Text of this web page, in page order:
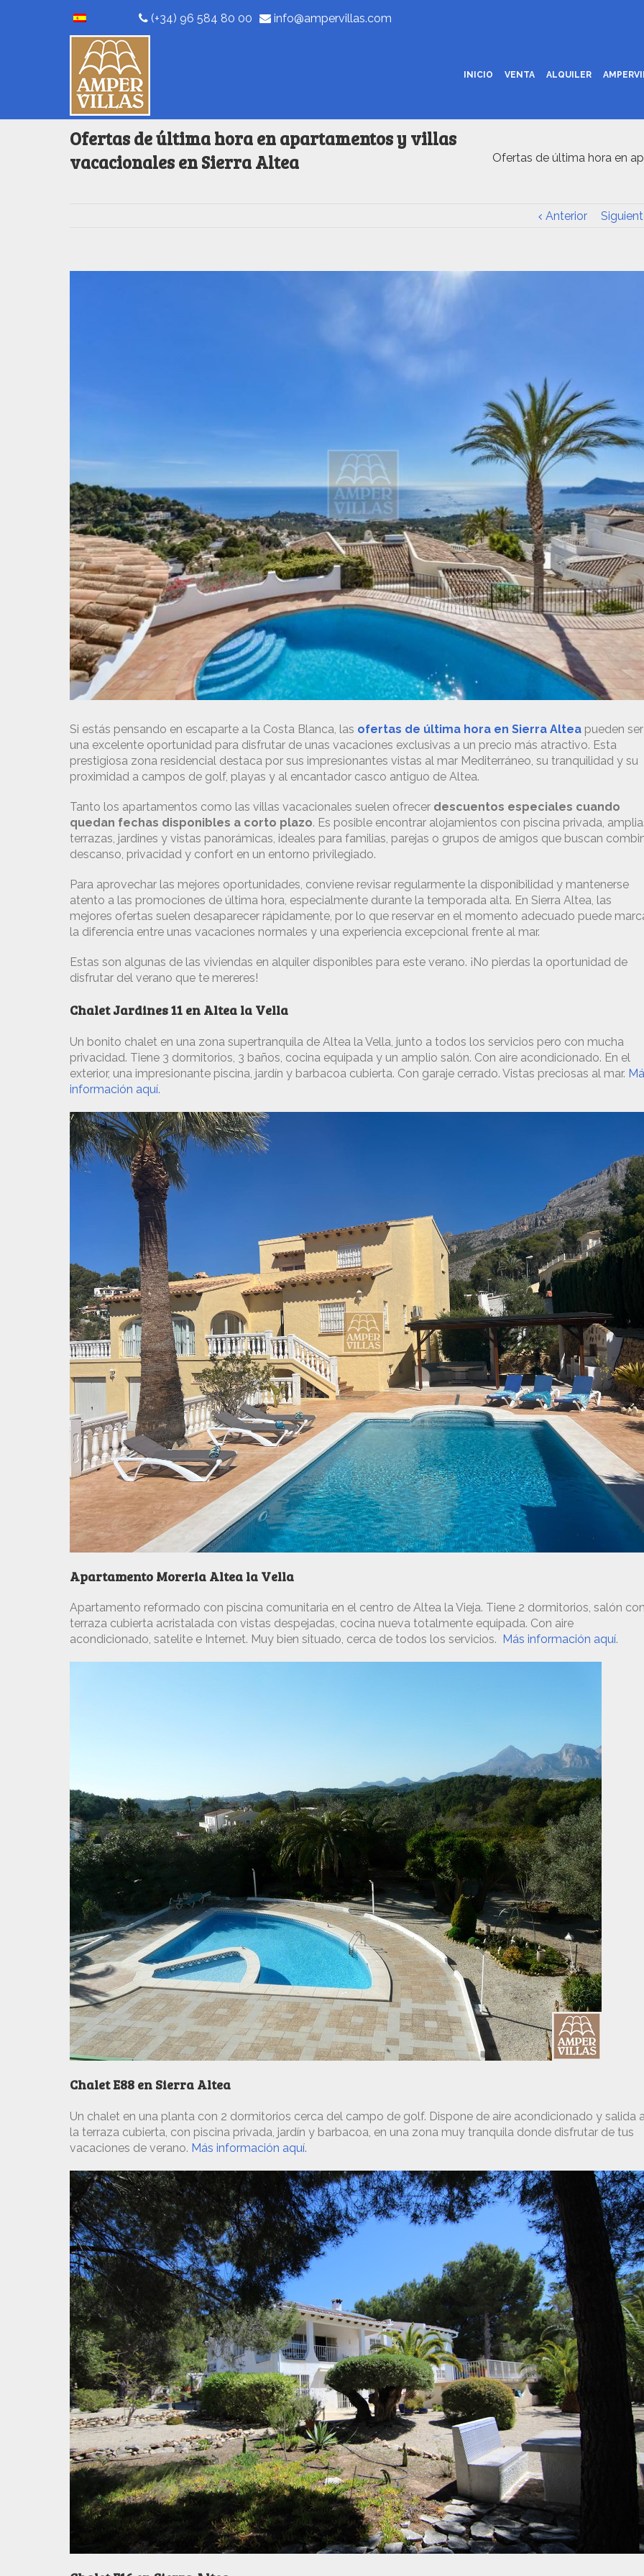
(+34) 96 584 80 00 info@ampervillas.com
INICIO VENTA ALQUILER
Ofertas de última hora en apartamentos y villas
vacacionales en Sierra Altea
Ofertas de última hora en
Anterior
Si estás pensando en escaparte a la Costa Blanca, las ofertas de última hora en Sierra Altea pueden ser
una excelente oportunidad para disfrutar de unas vacaciones exclusivas a un precio más atractivo. Esta
prestigiosa zona residencial destaca por sus impresionantes vistas al mar Mediterráneo, su tranquilidad y su
proximidad a campos de golf, playas y al encantador casco antiguo de Altea.
Tanto los apartamentos como las villas vacacionales suelen ofrecer descuentos especiales cuando
quedan fechas disponibles a corto plazo. Es posible encontrar alojamientos con piscina privada,
terrazas, jardines y vistas panorámicas, ideales para familias, parejas o grupos de amigos que buscan
descanso, privacidad y confort en un entorno privilegiado.
Para aprovechar las mejores oportunidades, conviene revisar regularmente la disponibilidad y mantenerse
atento a las promociones de última hora, especialmente durante la temporada alta. En Sierra Altea, las
mejores ofertas suelen desaparecer rápidamente, por lo que reservar en el momento adecuado puede
la diferencia entre unas vacaciones normales y una experiencia excepcional frente al mar.
Estas son algunas de las viviendas en alquiler disponibles para este verano. ¡No pierdas la oportunidad de
disfrutar del verano que te mereres!
Chalet Jardines 11 en Altea la Vella
Un bonito chalet en una zona supertranquila de Altea la Vella, junto a todos los servicios pero con mucha
privacidad. Tiene 3 dormitorios, 3 baños, cocina equipada y un amplio salón. Con aire acondicionado. En el
exterior, una impresionante piscina, jardín y barbacoa cubierta. Con garaje cerrado. Vistas preciosas al mar.
información aquí.
Apartamento Moreria Altea la Vella
Apartamento reformado con piscina comunitaria en el centro de Altea la Vieja. Tiene 2 dormitorios, salón
terraza cubierta acristalada con vistas despejadas, cocina nueva totalmente equipada. Con aire
acondicionado, satelite e Internet. Muy bien situado, cerca de todos los servicios.
Más información aquí.
Chalet E88 en Sierra Altea
Un chalet en una planta con 2 dormitorios cerca del campo de golf. Dispone de aire acondicionado y salida
la terraza cubierta, con piscina privada, jardín y barbacoa, en una zona muy tranquila donde disfrutar de tus
vacaciones de verano. Más información aquí.